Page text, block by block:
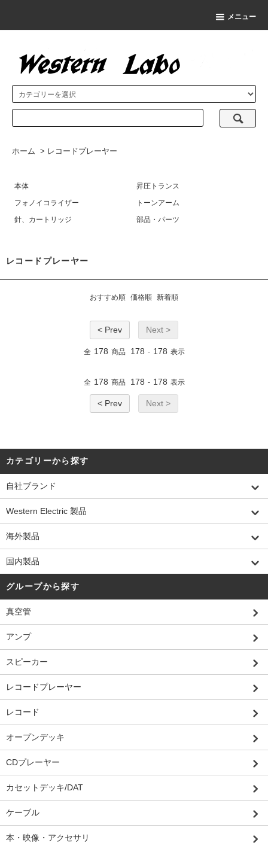
メニュー
ホーム > レコードプレーヤー
本体
昇圧トランス
フォノイコライザー
トーンアーム
針、カートリッジ
部品・パーツ
レコードプレーヤー
おすすめ順 価格順 新着順
< Prev Next >
全 178 商品 178 - 178 表示
全 178 商品 178 - 178 表示
< Prev Next >
カテゴリーから探す
自社ブランド
Western Electric 製品
海外製品
国内製品
グループから探す
真空管
アンプ
スピーカー
レコードプレーヤー
レコード
オープンデッキ
CDプレーヤー
カセットデッキ/DAT
ケーブル
本・映像・アクセサリ